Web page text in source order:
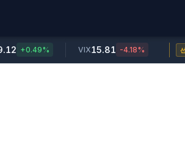
+0.49% VIX15.81 -4.18%